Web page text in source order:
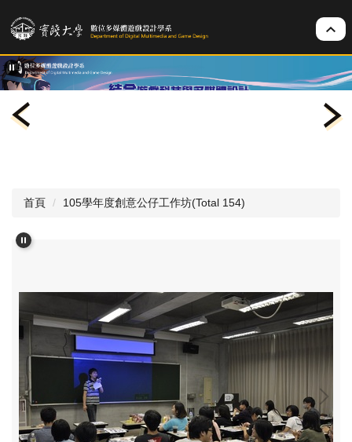
到
要
內
容
區
首頁 105學年度創意公仔工作坊(Total 154)